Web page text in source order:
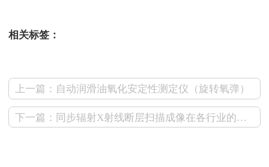
相关标签：
上一篇：自动润滑油氧化安定性测定仪（旋转氧弹）
下一篇：同步辐射X射线断层扫描成像在各行业的应用